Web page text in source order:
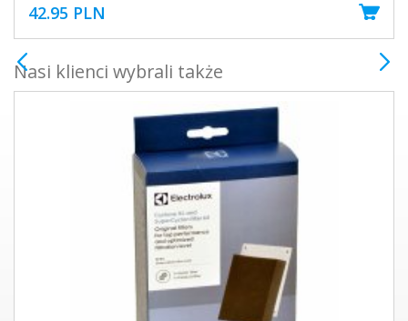
42.95 PLN
Nasi klienci wybrali także